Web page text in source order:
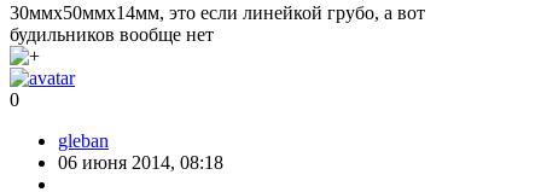
30ммх50ммх14мм, это если линейкой грубо, а вот
будильников вообще нет
0
gleban
06 июня 2014, 08:18